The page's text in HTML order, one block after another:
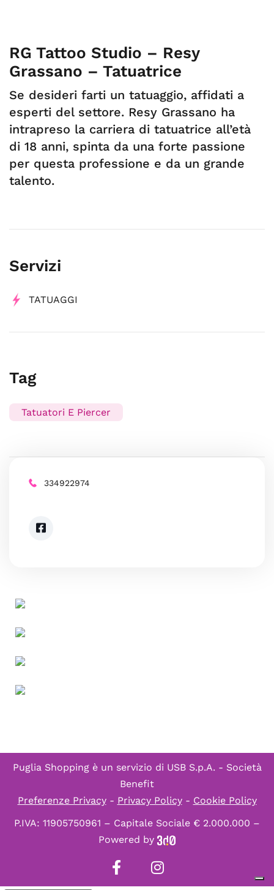
RG Tattoo Studio – Resy
Grassano – Tatuatrice
Se desideri farti un tatuaggio, affidati a
esperti del settore. Resy Grassano ha
intrapreso la carriera di tatuatrice all’età
di 18 anni, spinta da una forte passione
per questa professione e da un grande
talento.
Servizi
TATUAGGI
Tag
Tatuatori E Piercer
334922974
Puglia Shopping è un servizio di USB S.p.A. - Società
Benefit
Preferenze Privacy- Privacy Policy- Cookie Policy
P.IVA: 11905750961 – Capitale Sociale € 2.000.000 –
Powered by